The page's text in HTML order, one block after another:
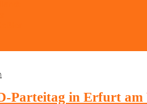
Parteitag in Erfurt am